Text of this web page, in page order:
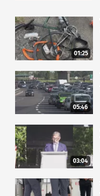
01:25
05:46
03:04